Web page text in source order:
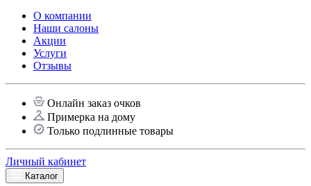
О компании
Наши салоны
Акции
Услуги
Отзывы
Онлайн заказ очков
Примерка на дому
Только подлинные товары
Личный кабинет
Каталог